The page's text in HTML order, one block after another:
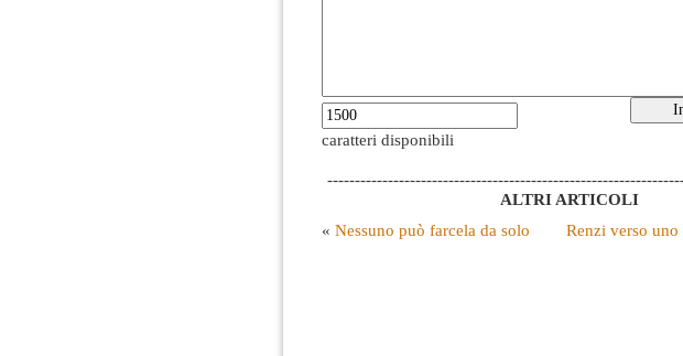
caratteri disponibili
ALTRI ARTICOLI
« Nessuno può farcela da solo Renzi verso